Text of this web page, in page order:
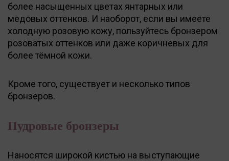
более насыщенных цветах янтарных или
медовых оттенков. И наоборот, если вы имеете
холодную розовую кожу, пользуйтесь бронзером
розоватых оттенков или даже коричневых для
более тёмной кожи.
Кроме того, существует и несколько типов
бронзеров.
Пудровые бронзеры
Наносятся широкой кистью на выступающие